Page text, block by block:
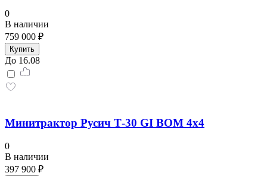
0
В наличии
759 000 ₽
Купить
До 16.08
Минитрактор Русич Т-30 GI ВОМ 4x4
0
В наличии
397 900 ₽